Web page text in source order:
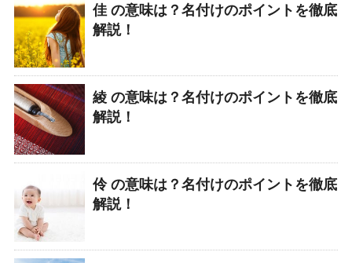
佳 の意味は？名付けのポイントを徹底
解説！
綾 の意味は？名付けのポイントを徹底
解説！
伶 の意味は？名付けのポイントを徹底
解説！